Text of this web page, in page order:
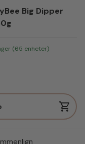
Big Dipper
(65 enheter)
pris